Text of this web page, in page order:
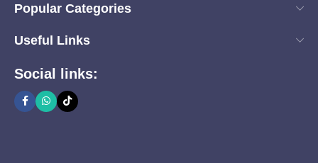
Popular Categories
Useful Links
Social links: